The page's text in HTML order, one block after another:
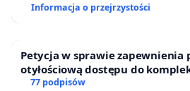
Informacja o przejrzystości
Petycja w sprawie zapewnienia
otyłościową dostępu do
oraz programów
77 podpisów